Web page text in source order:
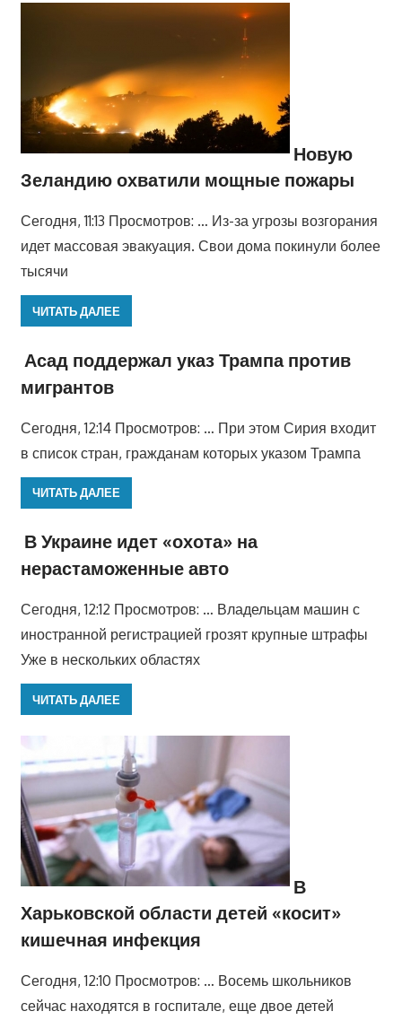
Новую
Зеландию охватили мощные пожары
Сегодня, 11:13 Просмотров: … Из-за угрозы возгорания
идет массовая эвакуация. Свои дома покинули более
тысячи
ЧИТАТЬ ДАЛЕЕ
Асад поддержал указ Трампа против
мигрантов
Сегодня, 12:14 Просмотров: … При этом Сирия входит
в список стран, гражданам которых указом Трампа
ЧИТАТЬ ДАЛЕЕ
В Украине идет «охота» на
нерастаможенные авто
Сегодня, 12:12 Просмотров: … Владельцам машин с
иностранной регистрацией грозят крупные штрафы
Уже в нескольких областях
ЧИТАТЬ ДАЛЕЕ
В
Харьковской области детей «косит»
кишечная инфекция
Сегодня, 12:10 Просмотров: … Восемь школьников
сейчас находятся в госпитале, еще двое детей